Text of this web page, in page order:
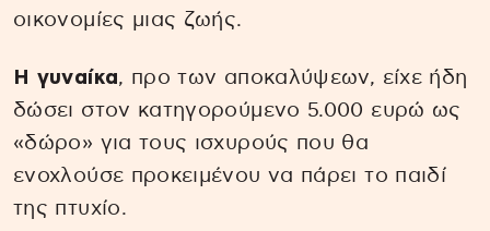
οικονομίες μιας ζωής.
Η γυναίκα, προ των αποκαλύψεων, είχε ήδη
δώσει στον κατηγορούμενο 5.000 ευρώ ως
«δώρο» για τους ισχυρούς που θα
ενοχλούσε προκειμένου να πάρει το παιδί
της πτυχίο.